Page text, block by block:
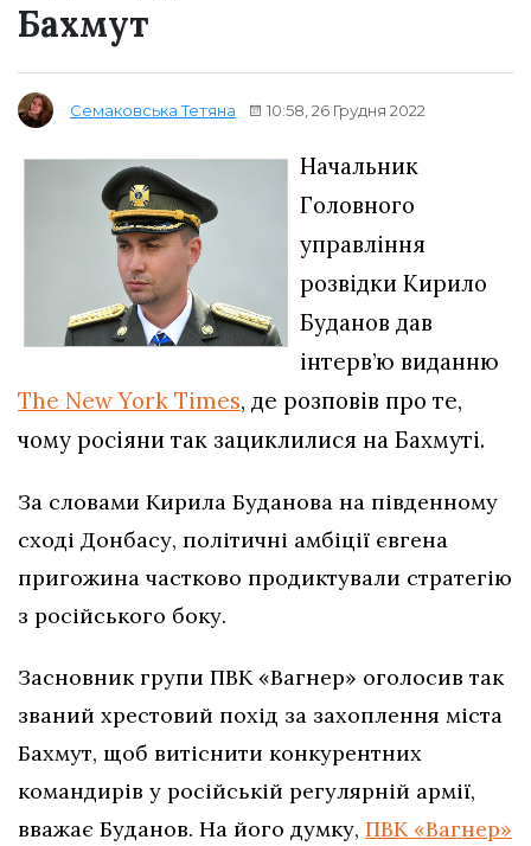
Бахмут
Семаковська Тетяна 10:58, 26 Грудня 2022
Начальник
Головного
управління
розвідки Кирило
Буданов дав
інтерв’ю виданню
The New York Times, де розповів про те,
чому росіяни так зациклилися на Бахмуті.
За словами Кирила Буданова на південному
сході Донбасу, політичні амбіції євгена
пригожина частково продиктували стратегію
з російського боку.
Засновник групи ПВК «Вагнер» оголосив так
званий хрестовий похід за захоплення міста
Бахмут, щоб витіснити конкурентних
командирів у російській регулярній армії,
вважає Буданов. На його думку, ПВК «Вагнер»